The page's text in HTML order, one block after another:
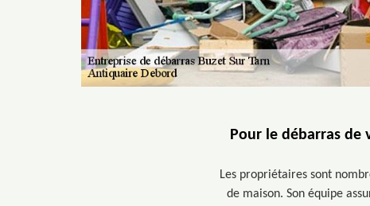
Pour le débarras de
Les propriétaires sont
de maison. Son équipe